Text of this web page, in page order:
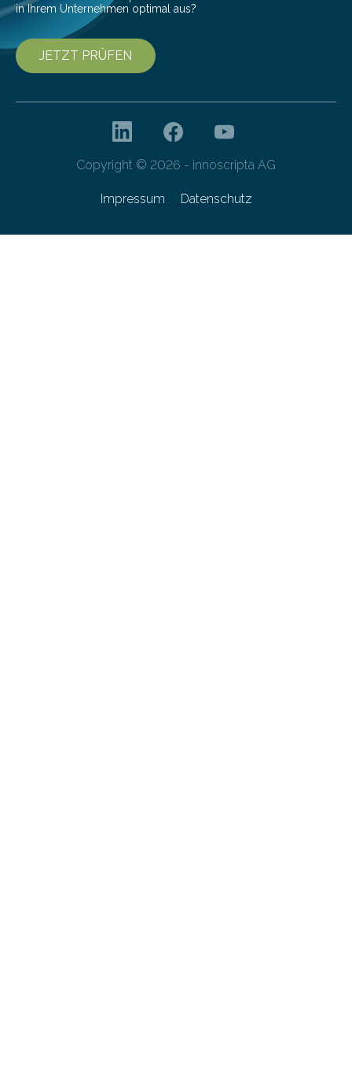
in Ihrem Unternehmen optimal aus?
JETZT PRÜFEN
Copyright © 2026 - innoscripta AG
Impressum Datenschutz